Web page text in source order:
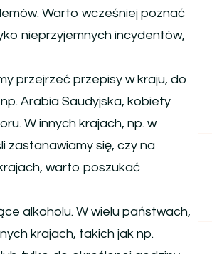
Warto wcześniej poznać
nieprzyjemnych incydentów,
przejrzeć przepisy w kraju, do
Arabia Saudyjska, kobiety
W innych krajach, np. w
zastanawiamy się, czy na
warto poszukać
alkoholu. W wielu państwach,
krajach, takich jak np.